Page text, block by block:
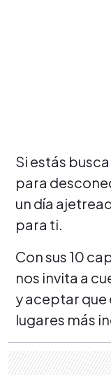
Si estás
para
un día
para ti.
Con sus 10
nos invita a
y aceptar que
lugares más